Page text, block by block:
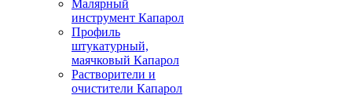
Малярный
инструмент Капарол
Профиль
штукатурный,
маячковый Капарол
Растворители и
очистители Капарол